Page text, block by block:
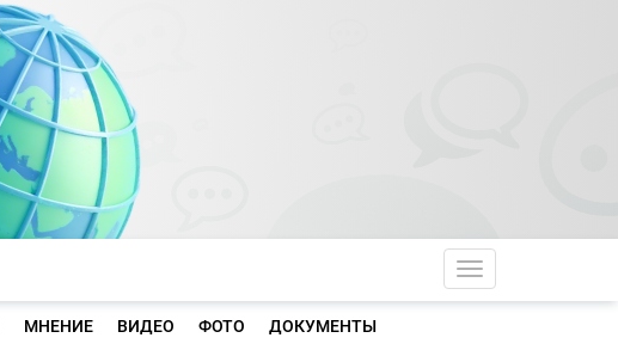
Toggle
МНЕНИЕ ВИДЕО ФОТО ДОКУМЕНТЫ